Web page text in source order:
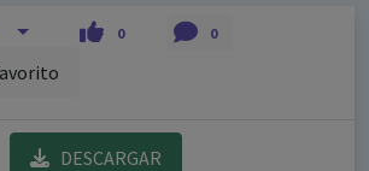
tratamiento más adecuado a las
0 0
DESCARGAR